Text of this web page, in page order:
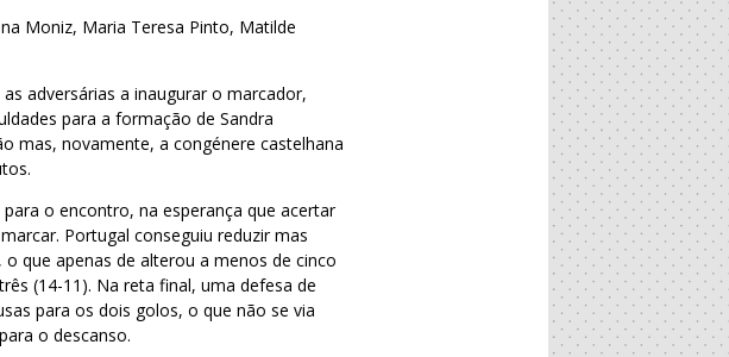
Moniz, Maria Teresa Pinto, Matilde
adversárias a inaugurar o marcador,
para a formação de Sandra
mas, novamente, a congénere castelhana
o encontro, na esperança que acertar
Portugal conseguiu reduzir mas
que apenas de alterou a menos de cinco
(14-11). Na reta final, uma defesa de
para os dois golos, o que não se via
o descanso.